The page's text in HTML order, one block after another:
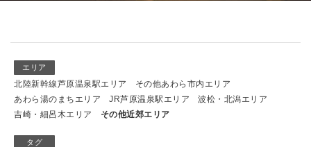
エリア
北陸新幹線芦原温泉駅エリア
その他あわら市内エリア
あわら湯のまちエリア
JR芦原温泉駅エリア
波松・北潟エリア
吉崎・細呂木エリア
その他近郊エリア
タグ